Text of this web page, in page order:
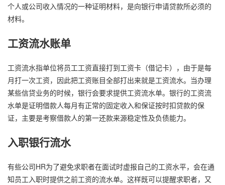
个人或公司收入情况的一种证明材料，是向银行申请贷款所必须的
材料。
工资流水账单
工资流水指单位将员工工资直接打到工资卡（借记卡），由于是每
月打一次工资，因此把工资账目全部打出来就是工资流水。当办理
某些信贷业务的时候，银行会要求提供工资流水单。银行的工资流
水单是证明借款人每月有正常的固定收入和保证按时扣贷款的保
证，主要是考察借款人的第一还款来源稳定性及负债能力。
入职银行流水
有些公司HR为了避免求职者在面试时虚报自己的工资水平，会在通
知员工入职时提供之前工资的流水单。这样既可以提醒求职者，又